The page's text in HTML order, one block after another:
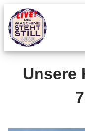
Zum
Inhalt
springen
Unsere